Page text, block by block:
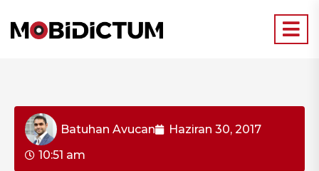
Batuhan Avucan
Haziran 30, 2017
10:51 am